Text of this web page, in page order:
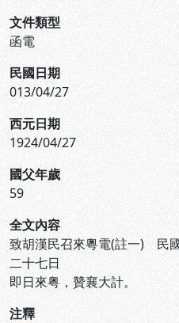
文件類型
函電
民國日期
013/04/27
西元日期
1924/04/27
國父年歲
59
全文內容
致胡漢民召來粵電(註一) 民
二十七日
即日來粤，贊襄大計。
注釋